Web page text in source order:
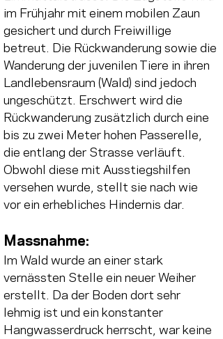
im Frühjahr mit einem mobilen Zaun
gesichert und durch Freiwillige
betreut. Die Rückwanderung sowie die
Wanderung der juvenilen Tiere in ihren
Landlebensraum (Wald) sind jedoch
ungeschützt. Erschwert wird die
Rückwanderung zusätzlich durch eine
bis zu zwei Meter hohen Passerelle,
die entlang der Strasse verläuft.
Obwohl diese mit Ausstiegshilfen
versehen wurde, stellt sie nach wie
vor ein erhebliches Hindernis dar.
Massnahme:
Im Wald wurde an einer stark
vernässten Stelle ein neuer Weiher
erstellt. Da der Boden dort sehr
lehmig ist und ein konstanter
Hangwasserdruck herrscht, war keine